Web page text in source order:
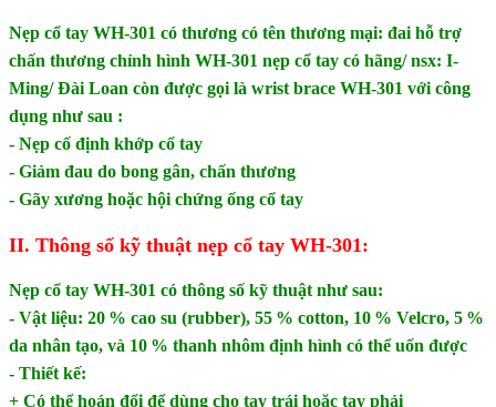
Nẹp cổ tay WH-301 có thương có tên thương mại: đai hỗ trợ
chấn thương chỉnh hình WH-301 nẹp cổ tay có hãng/ nsx: I-
Ming/ Đài Loan còn được gọi là wrist brace WH‑301 với công
dụng như sau :
- Nẹp cố định khớp cổ tay
- Giảm đau do bong gân, chấn thương
- Gãy xương hoặc hội chứng ống cổ tay
II. Thông số kỹ thuật nẹp cổ tay WH-301:
Nẹp cổ tay WH-301 có thông số kỹ thuật như sau:
- Vật liệu: 20 % cao su (rubber), 55 % cotton, 10 % Velcro, 5 %
da nhân tạo, và 10 % thanh nhôm định hình có thể uốn được
- Thiết kế:
+ Có thể hoán đổi để dùng cho tay trái hoặc tay phải